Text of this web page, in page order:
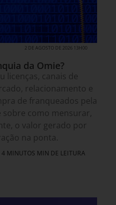
2 DE AGOSTO DE 2026 13H00
da Omie?
licenças, canais de
relacionamento e
de franqueados pela
como mensurar,
o valor gerado por
na ponta.
4 MINUTOS MIN DE LEITURA